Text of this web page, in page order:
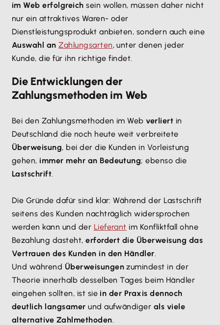
im Web erfolgreich sein wollen, müssen daher nicht
nur ein attraktives Waren- oder
Dienstleistungsprodukt anbieten, sondern auch eine
Auswahl anZahlungsarten, unter denen jeder
Kunde, die für ihn richtige findet.
Die Entwicklungen der
Zahlungsmethoden im Web
Bei den Zahlungsmethoden im Webverliert in
Deutschland die noch heute weit verbreitete
Überweisung, bei der die Kunden in Vorleistung
gehen, immer mehr an Bedeutung; ebenso die
Lastschrift.
Die Gründe dafür sind klar: Während der Lastschrift
seitens des Kunden nachträglich widersprochen
werden kann und der Lieferant im Konfliktfall ohne
Bezahlung dasteht,erfordert die Überweisung das
Vertrauen des Kunden in den Händler.
Und während Überweisungen zumindest in der
Theorie innerhalb desselben Tages beim Händler
eingehen sollten, ist sie in der Praxis dennoch
deutlich langsamer und aufwändiger als viele
alternative Zahlmethoden.